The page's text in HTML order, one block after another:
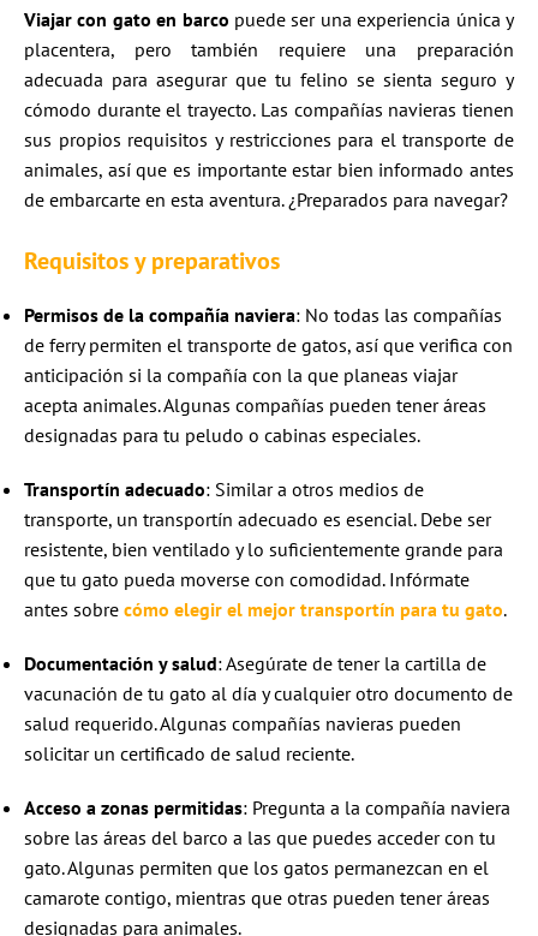
Viajar con gato en barco puede ser una experiencia única y
placentera, pero también requiere una preparación
adecuada para asegurar que tu felino se sienta seguro y
cómodo durante el trayecto. Las compañías navieras tienen
sus propios requisitos y restricciones para el transporte de
animales, así que es importante estar bien informado antes
de embarcarte en esta aventura. ¿Preparados para navegar?
Requisitos y preparativos
Permisos de la compañía naviera: No todas las compañías
de ferry permiten el transporte de gatos, así que verifica con
anticipación si la compañía con la que planeas viajar
acepta animales. Algunas compañías pueden tener áreas
designadas para tu peludo o cabinas especiales.
Transportín adecuado: Similar a otros medios de
transporte, un transportín adecuado es esencial. Debe ser
resistente, bien ventilado y lo suficientemente grande para
que tu gato pueda moverse con comodidad. Infórmate
antes sobre cómo elegir el mejor transportín para tu gato.
Documentación y salud: Asegúrate de tener la cartilla de
vacunación de tu gato al día y cualquier otro documento de
salud requerido. Algunas compañías navieras pueden
solicitar un certificado de salud reciente.
Acceso a zonas permitidas: Pregunta a la compañía naviera
sobre las áreas del barco a las que puedes acceder con tu
gato. Algunas permiten que los gatos permanezcan en el
camarote contigo, mientras que otras pueden tener áreas
designadas para animales.